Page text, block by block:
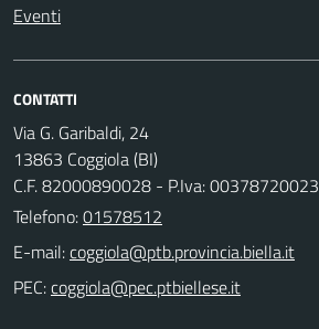
Eventi
CONTATTI
Via G. Garibaldi, 24
13863 Coggiola (BI)
C.F. 82000890028 - P.Iva: 00378720023
Telefono:01578512
E-mail:
PEC: